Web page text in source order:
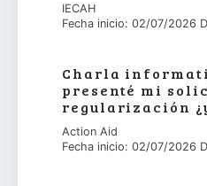
IECAH
Fecha inicio: 02/07/2026
Charla
presenté mi
regularización
Action Aid
Fecha inicio: 02/07/2026